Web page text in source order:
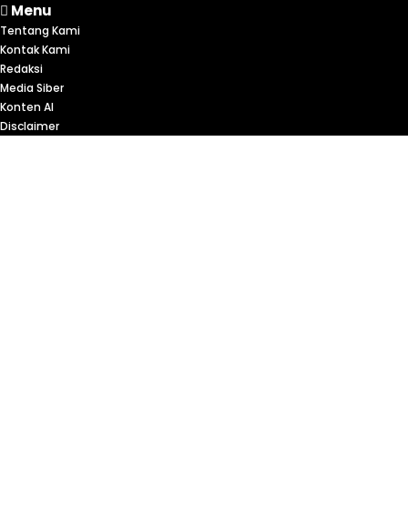
Menu
Tentang Kami
Kontak Kami
Redaksi
Media Siber
Konten AI
Disclaimer